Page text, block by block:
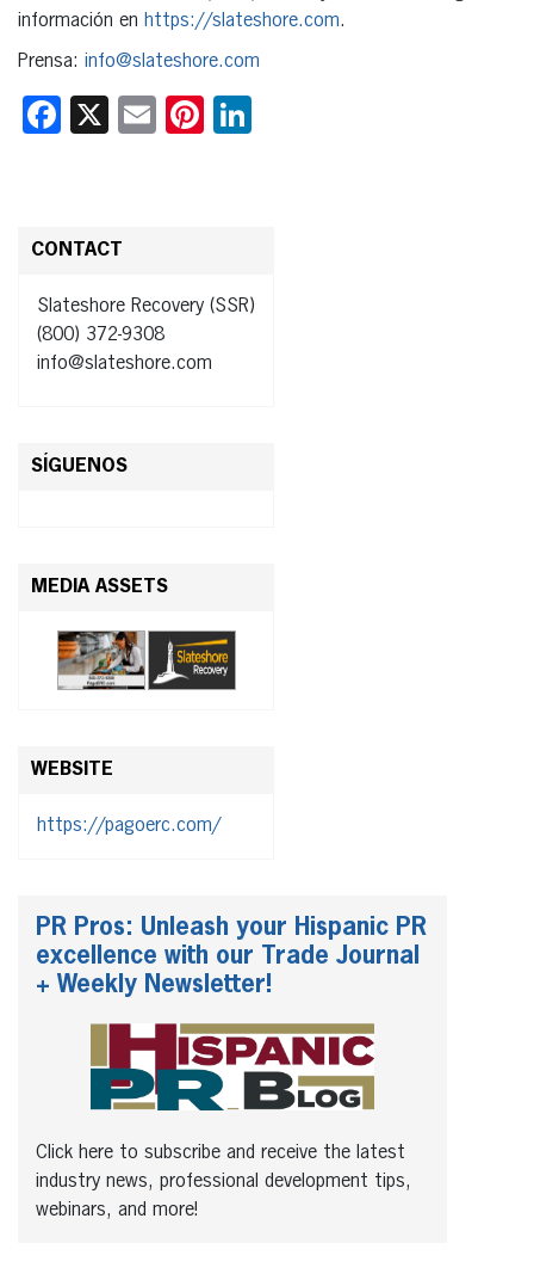
información en https://slateshore.com.
Prensa: info@slateshore.com
Facebook
X EmailPinterest
CONTACT
Slateshore Recovery (SSR)
(800) 372-9308
info@slateshore.com
SÍGUENOS
MEDIA ASSETS
WEBSITE
https://pagoerc.com/
PR Pros: Unleash your Hispanic PR
excellence with our Trade Journal
+ Weekly Newsletter!
Click here to subscribe and receive the latest
industry news, professional development tips,
webinars, and more!